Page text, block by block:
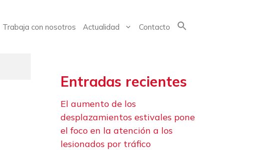
Trabaja con nosotros Actualidad Contacto
Entradas recientes
El aumento de los
desplazamientos estivales pone
el foco en la atención a los
lesionados por tráfico